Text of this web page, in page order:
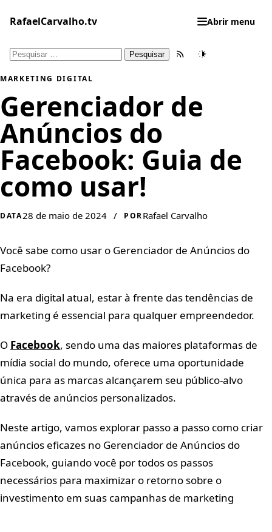
para
conteúdo
RafaelCarvalho.tv Abrir menu
Pesquisar
Feed RSSTema
MARKETING DIGITAL
Gerenciador de
Anúncios do
Facebook: Guia de
como usar!
DATA28 de maio de 2024 / PORRafael Carvalho
Você sabe como usar o Gerenciador de Anúncios do
Facebook?
Na era digital atual, estar à frente das tendências de
marketing é essencial para qualquer empreendedor.
O Facebook, sendo uma das maiores plataformas de
mídia social do mundo, oferece uma oportunidade
única para as marcas alcançarem seu público-alvo
através de anúncios personalizados.
Neste artigo, vamos explorar passo a passo como criar
anúncios eficazes no Gerenciador de Anúncios do
Facebook, guiando você por todos os passos
necessários para maximizar o retorno sobre o
investimento em suas campanhas de marketing